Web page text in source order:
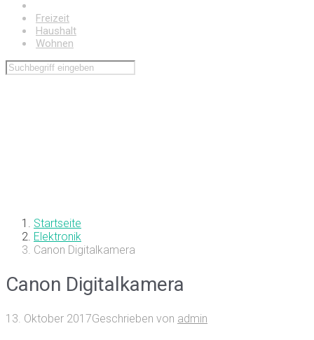
Freizeit
Haushalt
Wohnen
Startseite
Elektronik
Canon Digitalkamera
Canon Digitalkamera
13. Oktober 2017Geschrieben von admin